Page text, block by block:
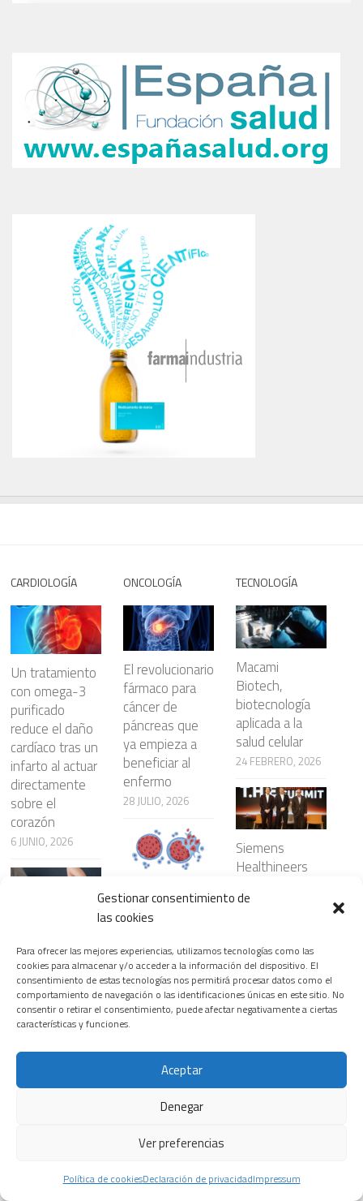
Gestionar consentimiento de
las cookies
Para ofrecer las mejores experiencias, utilizamos tecnologías como las
cookies para almacenar y/o acceder a la información del dispositivo. El
consentimiento de estas tecnologías nos permitirá procesar datos como el
comportamiento de navegación o las identificaciones únicas en este sitio. No
consentir o retirar el consentimiento, puede afectar negativamente a ciertas
características y funciones.
Aceptar
Denegar
Ver preferencias
Política de cookiesDeclaración de privacidadImpressum
CARDIOLOGÍA
Un tratamiento
con omega-3
purificado
reduce el daño
cardíaco tras un
infarto al actuar
directamente
sobre el
corazón
6 JUNIO, 2026
cardiovasculare
s ocultos en
ciertos
patrones del
sueño
primera causa
ONCOLOGÍA
El revolucionario
fármaco para
cáncer de
páncreas que
ya empieza a
beneficiar al
enfermo
28 JULIO, 2026
¿Nanopartículas
para atacar el
cáncer con
mayor
precisión?
23 JULIO, 2026
La prevención,
el diagnóstico y
los avances
claves para la
precoz del
TECNOLOGÍA
Macami
Biotech,
biotecnología
aplicada a la
salud celular
24 FEBRERO, 2026
Siemens
Healthineers
primera edición
Healthineers
Summit, su
nuevo
encuentro
insignia para
sistema
18 FEBRERO, 2026
Se presentan